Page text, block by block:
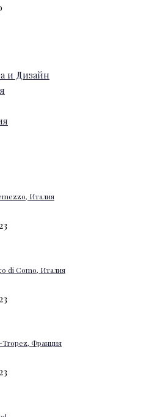
и Дизайн
Италия
di Como, Италия
Tropez, Франция